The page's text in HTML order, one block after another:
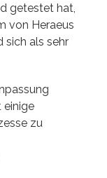
getestet hat,
von Heraeus
sich als sehr
einige
zu